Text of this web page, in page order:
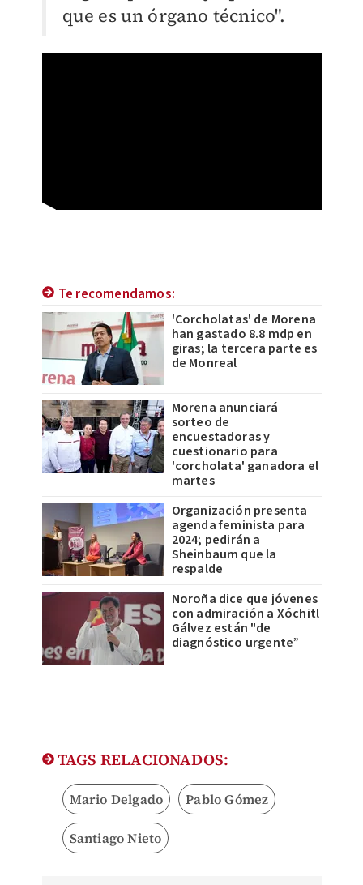
que es un órgano técnico".
Te recomendamos:
'Corcholatas' de Morena
han gastado 8.8 mdp en
giras; la tercera parte es
de Monreal
Morena anunciará
sorteo de
encuestadoras y
cuestionario para
'corcholata' ganadora el
martes
Organización presenta
agenda feminista para
2024; pedirán a
Sheinbaum que la
respalde
Noroña dice que jóvenes
con admiración a Xóchitl
Gálvez están "de
diagnóstico urgente”
TAGS RELACIONADOS:
Mario Delgado Pablo Gómez
Santiago Nieto